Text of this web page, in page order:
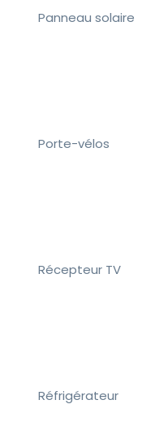
Panneau solaire
Porte-vélos
Récepteur TV
Réfrigérateur